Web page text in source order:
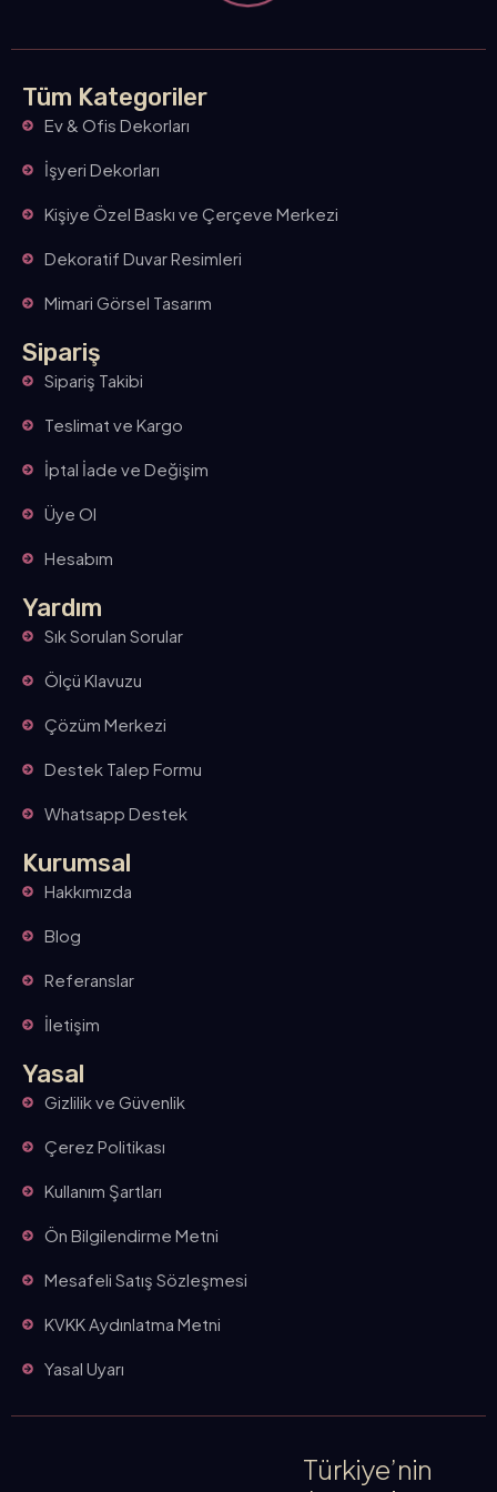
Tüm Kategoriler
Ev & Ofis Dekorları
İşyeri Dekorları
Kişiye Özel Baskı ve Çerçeve Merkezi
Dekoratif Duvar Resimleri
Mimari Görsel Tasarım
Sipariş
Sipariş Takibi
Teslimat ve Kargo
İptal İade ve Değişim
Üye Ol
Hesabım
Yardım
Sık Sorulan Sorular
Ölçü Klavuzu
Çözüm Merkezi
Destek Talep Formu
Whatsapp Destek
Kurumsal
Hakkımızda
Blog
Referanslar
İletişim
Yasal
Gizlilik ve Güvenlik
Çerez Politikası
Kullanım Şartları
Ön Bilgilendirme Metni
Mesafeli Satış Sözleşmesi
KVKK Aydınlatma Metni
Yasal Uyarı
Türkiye’nin